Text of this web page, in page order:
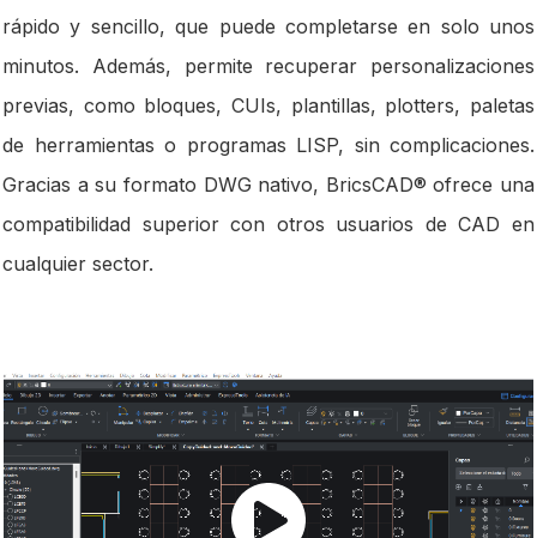
rápido y sencillo, que puede completarse en solo unos
minutos. Además, permite recuperar personalizaciones
previas, como bloques, CUIs, plantillas, plotters, paletas
de herramientas o programas LISP, sin complicaciones.
Gracias a su formato DWG nativo, BricsCAD® ofrece una
compatibilidad superior con otros usuarios de CAD en
cualquier sector.